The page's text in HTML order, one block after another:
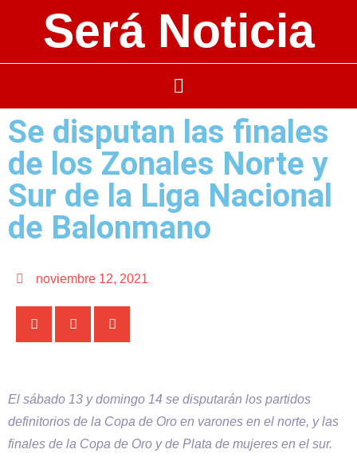
Será Noticia
Se disputan las finales
de los Zonales Norte y
Sur de la Liga Nacional
de Balonmano
noviembre 12, 2021
El sábado 13 y domingo 14 se disputarán los partidos
definitorios de la Copa de Oro en varones en el norte, y las
finales de la Copa de Oro y de Plata de mujeres en el sur.